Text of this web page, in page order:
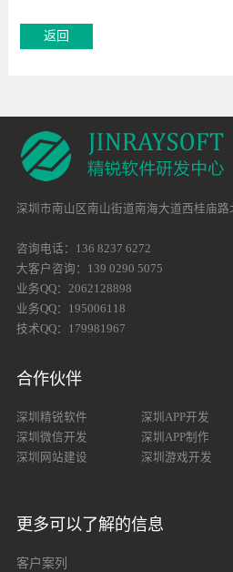
深圳市南山区南山街道南海大道西桂庙
咨询电话：136 8237 6272
大客户咨询：139 0290 5075
业务QQ：2062128898
业务QQ：195006118
技术QQ：179981967
合作伙伴
深圳精锐软件 深圳APP开发
深圳微信开发
深圳APP制作
深圳网站建设
深圳游戏开发
更多可以了解的信息
客户案列